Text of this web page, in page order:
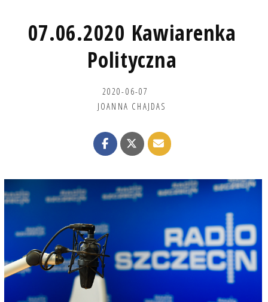
07.06.2020 Kawiarenka
Polityczna
2020-06-07
JOANNA CHAJDAS